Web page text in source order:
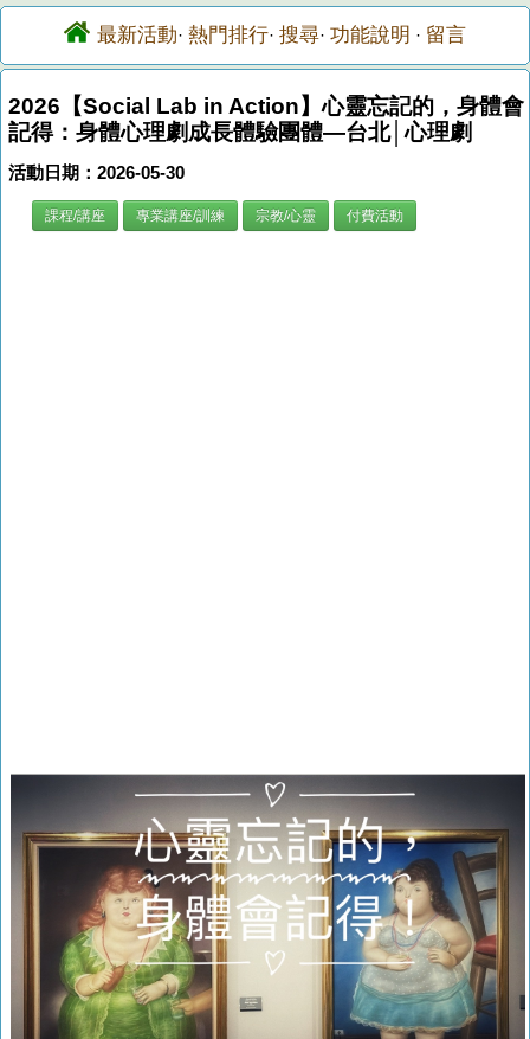
最新活動· 熱門排行· 搜尋· 功能說明 · 留言
2026【Social Lab in Action】心靈忘記的，身體會
記得：身體心理劇成長體驗團體—台北│心理劇
活動日期：2026-05-30
課程/講座 專業講座/訓練 宗教/心靈 付費活動